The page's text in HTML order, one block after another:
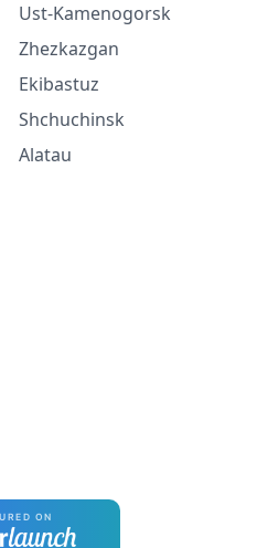
Ust-Kamenogorsk
Zhezkazgan
Ekibastuz
Shchuchinsk
Alatau